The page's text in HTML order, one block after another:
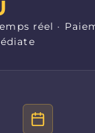
réel ·